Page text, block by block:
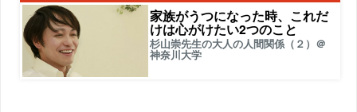
家族がうつになった時、これだ
けは心がけたい2つのこと
杉山崇先生の大人の人間関係（２）＠
神奈川大学